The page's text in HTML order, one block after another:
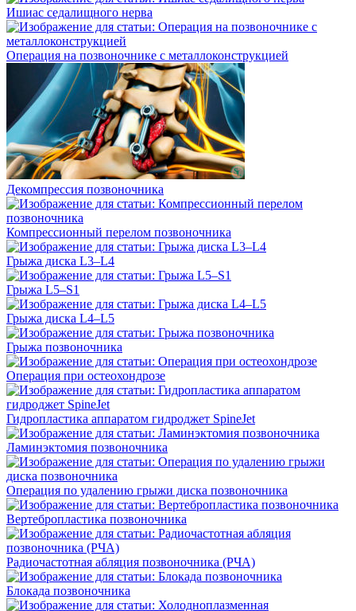
Ишиас седалищного нерва
Операция на позвоночнике с металлоконструкцией
Декомпрессия позвоночника
Компрессионный перелом позвоночника
Грыжа диска L3–L4
Грыжа L5–S1
Грыжа диска L4–L5
Грыжа позвоночника
Операция при остеохондрозе
Гидропластика аппаратом гидроджет SpineJet
Ламинэктомия позвоночника
Операция по удалению грыжи диска позвоночника
Вертебропластика позвоночника
Радиочастотная абляция позвоночника (РЧА)
Блокада позвоночника